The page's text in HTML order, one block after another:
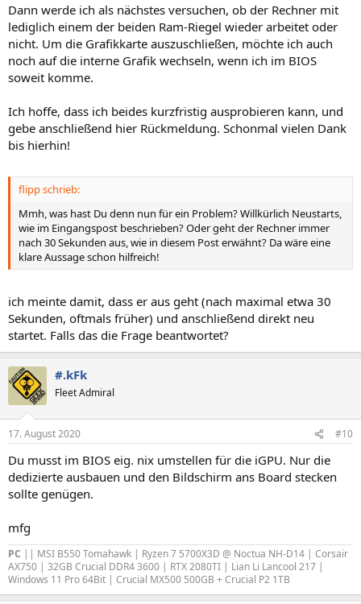
Dann werde ich als nächstes versuchen, ob der Rechner mit
lediglich einem der beiden Ram-Riegel wieder arbeitet oder
nicht. Um die Grafikkarte auszuschließen, möchte ich auch
noch auf die interne Grafik wechseln, wenn ich im BIOS
soweit komme.
Ich hoffe, dass ich beides kurzfristig ausprobieren kann, und
gebe anschließend hier Rückmeldung. Schonmal vielen Dank
bis hierhin!
flipp schrieb:
Mmh, was hast Du denn nun für ein Problem? Willkürlich Neustarts,
wie im Eingangspost beschrieben? Oder geht der Rechner immer
nach 30 Sekunden aus, wie in diesem Post erwähnt? Da wäre eine
klare Aussage schon hilfreich!
ich meinte damit, dass er aus geht (nach maximal etwa 30
Sekunden, oftmals früher) und anschließend direkt neu
startet. Falls das die Frage beantwortet?
#.kFk
Fleet Admiral
17. August 2020 #10
Du musst im BIOS eig. nix umstellen für die iGPU. Nur die
dedizierte ausbauen und den Bildschirm ans Board stecken
sollte genügen.
mfg
PC || MSI B550 Tomahawk | Ryzen 7 5700X3D @ Noctua NH-D14 | Corsair
AX750 | 32GB Crucial DDR4 3600 | RTX 2080TI | Lian Li Lancool 217 |
Windows 11 Pro 64Bit | Crucial MX500 500GB + Crucial P2 1TB